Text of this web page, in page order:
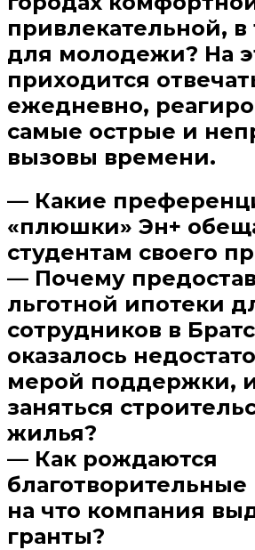
привлекательной, в
для молодежи? На
приходится
ежедневно,
самые острые и
вызовы времени.
— Какие
«плюшки» Эн+
студентам своего
— Почему
льготной ипотеки
сотрудников в
оказалось
мерой поддержки,
заняться
жилья?
— Как рождаются
на что компания
гранты?